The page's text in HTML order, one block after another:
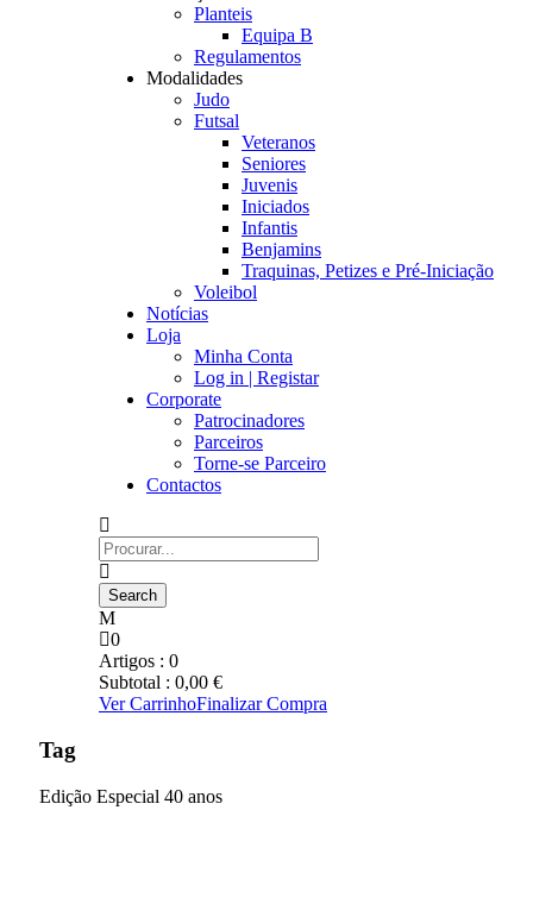
Planteis
Equipa B
Regulamentos
Modalidades
Judo
Futsal
Veteranos
Seniores
Juvenis
Iniciados
Infantis
Benjamins
Traquinas, Petizes e Pré-Iniciação
Voleibol
Notícias
Loja
Minha Conta
Log in | Registar
Corporate
Patrocinadores
Parceiros
Torne-se Parceiro
Contactos
0
Artigos : 0
Subtotal : 0,00 €
Ver CarrinhoFinalizar Compra
Tag
Edição Especial 40 anos